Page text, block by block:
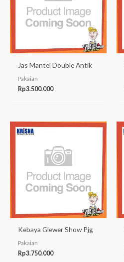
Jas Mantel Double Antik
Pakaian
Rp3.500.000
Kebaya Glewer Show Pjg
Pakaian
Rp3.750.000